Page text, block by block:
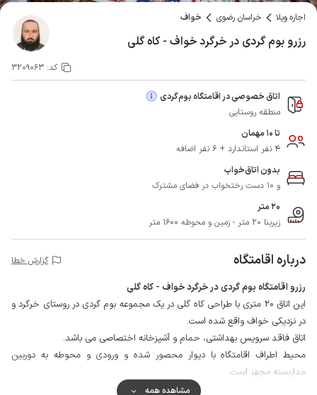
اجاره ویلا خراسان رضوی خواف
رزرو بوم گردی در خرگرد خواف - کاه گلی
کد: 3209063
اتاق خصوصی در اقامتگاه بوم‌گردی
منطقه روستایی
تا 10 مهمان
4 نفر استاندارد + 6 نفر اضافه
بدون اتاق‌خواب
و 10 دست رختخواب در فضای مشترک
20 متر
زیربنا 20 متر - زمین و محوطه 1600 متر
درباره اقامتگاه گزارش خطا
رزرو اقامتگاه بوم گردی در خرگرد خواف - کاه گلی
این اتاق 20 متری با طراحی کاه گلی در یک مجموعه بوم گردی در روستای خرگرد و
در نزدیکی خواف واقع شده است.
اتاق فاقد سرویس بهداشتی، حمام و آشپزخانه اختصاصی می باشد.
محیط اطراف اقامتگاه با دیوار محصور شده و ورودی و محوطه به دوربین
مداربسته مجهز است.
مشاعات مجموعه سرویس بهداشتی ایرانی و فرنگی، حمام، آشپزخانه، آلاچیق،
مشاهده همه